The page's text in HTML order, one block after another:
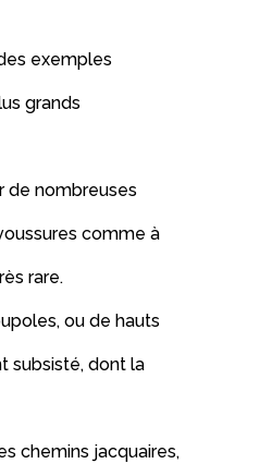
exemples
grands
de nombreuses
comme à
rare.
ou de hauts
subsisté, dont la
chemins jacquaires,